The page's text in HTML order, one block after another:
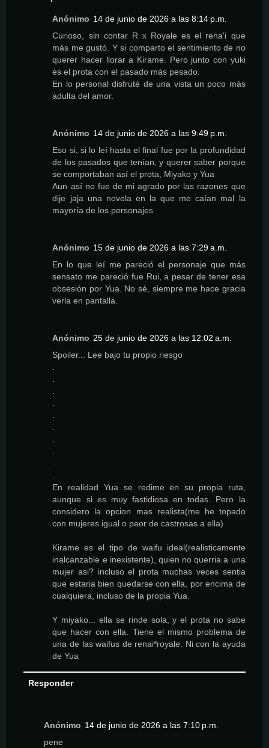
Anónimo 14 de junio de 2026 a las 8:14 p.m.
Curioso, sin contar R x Royale es el rena'i que
más me gustó. Y si comparto el sentimiento de no
querer hacer llorar a Kirame. Pero junto con yuki
es el prota con el pasado más pesado.
En lo personal disfruté de una vista un poco más
adulta del amor.
Anónimo 14 de junio de 2026 a las 9:49 p.m.
Eso si, si lo leí hasta el final fue por la profundidad
de los pasados que tenían, y querer saber porque
se comportaban así el prota, Miyako y Yua
Aun así no fue de mi agrado por las razones que
dije jaja una novela en la que me caían mal la
mayoría de los personajes
Anónimo 15 de junio de 2026 a las 7:29 a.m.
En lo que leí me pareció el personaje que más
sensato me pareció fue Rui, a pesar de tener esa
obsesión por Yua. No sé, siempre me hace gracia
verla en pantalla.
Anónimo 25 de junio de 2026 a las 12:02 a.m.
Spoiler... Lee bajo tu propio riesgo
En realidad Yua se redime en su propia ruta,
aunque si es muy fastidiosa en todas. Pero la
considero la opcion mas realista(me he topado
con mujeres igual o peor de castrosas a ella)
Kirame es el tipo de waifu ideal(realisticamente
inalcanzable e inexistente), quien no querria a una
mujer asi? incluso el prota muchas veces sentia
que estaria bien quedarse con ella, por encima de
cualquiera, incluso de la propia Yua.
Y miyako... ella se rinde sola, y el prota no sabe
que hacer con ella. Tiene el mismo problema de
una de las waifus de renai*royale. Ni con la ayuda
de Yua
Responder
Anónimo 14 de junio de 2026 a las 7:10 p.m.
pene